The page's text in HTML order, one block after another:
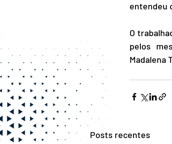
entendeu
O
pelos
Madalena
Posts recentes